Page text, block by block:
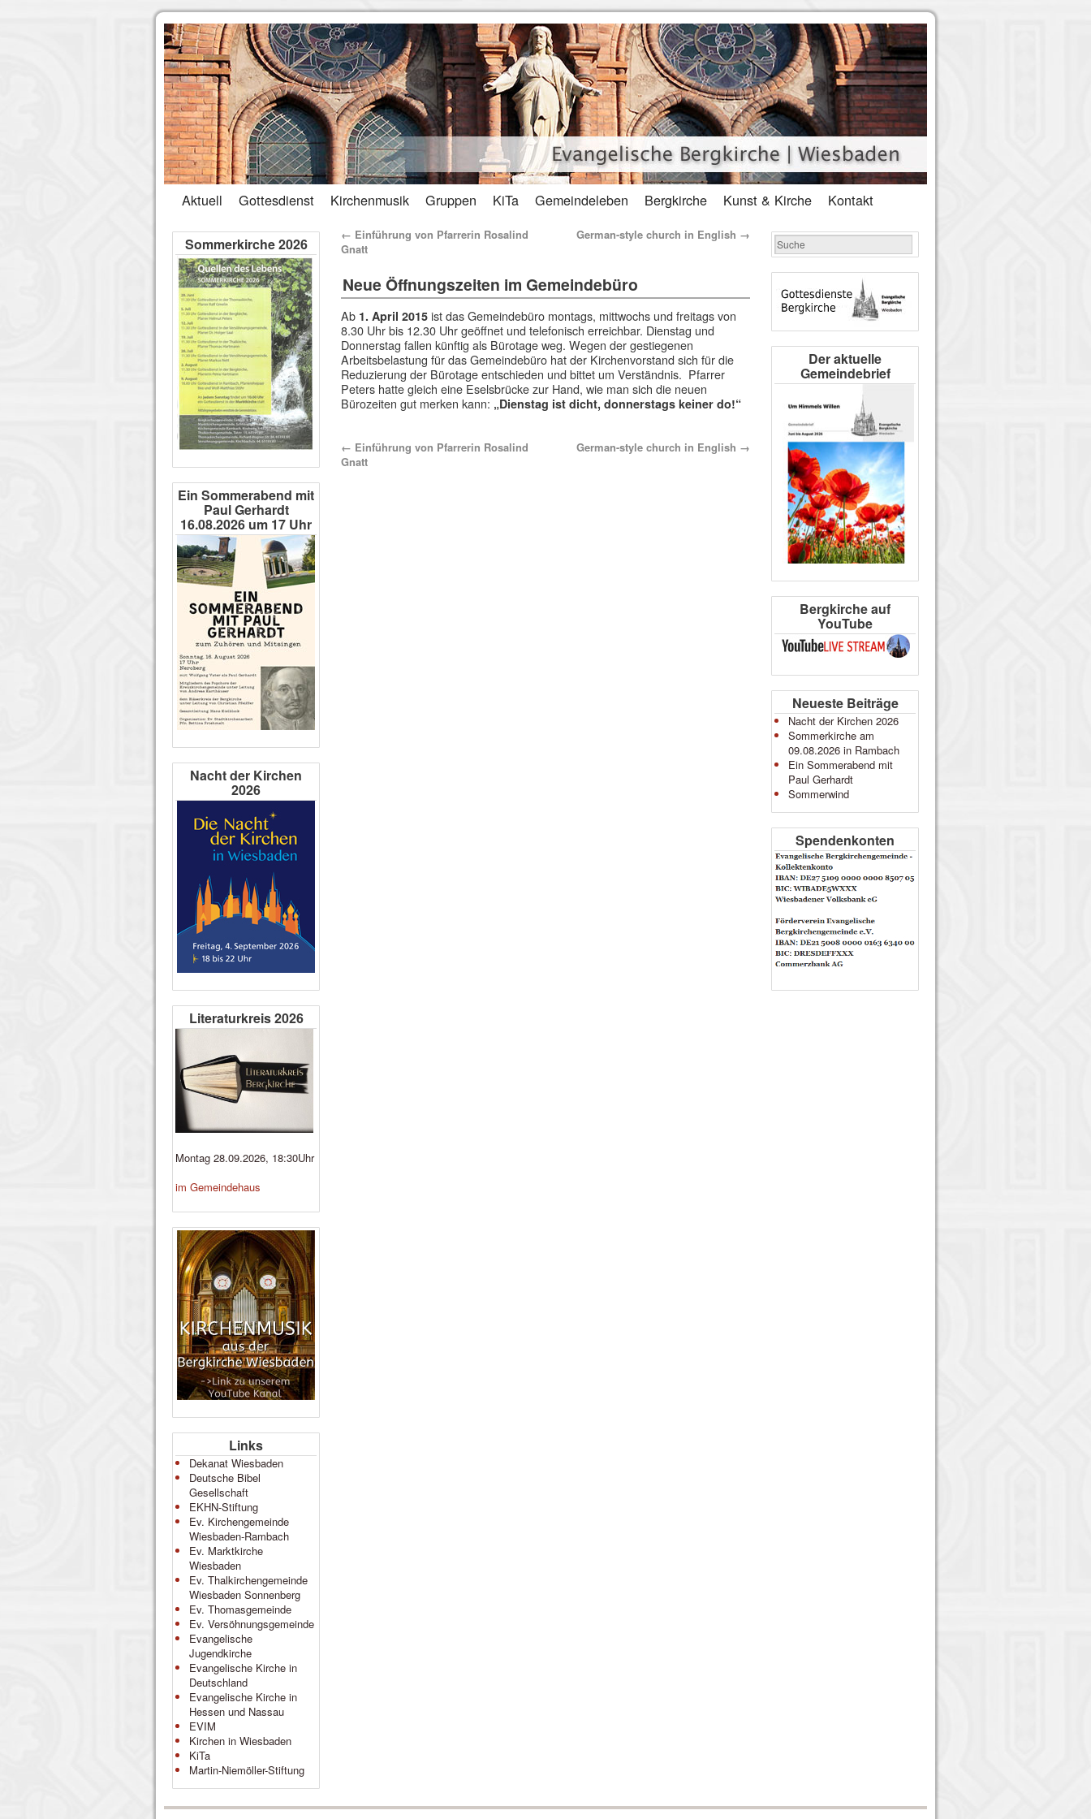
Aktuell Gottesdienst Kirchenmusik Gruppen KiTa Gemeindeleben Bergkirche Kunst & Kirche Kontakt
← Einführung von Pfarrerin Rosalind
Gnatt
German-style church in English →
Neue Öffnungszeiten im Gemeindebüro
Ab 1. April 2015 ist das Gemeindebüro montags, mittwochs und freitags von
8.30 Uhr bis 12.30 Uhr geöffnet und telefonisch erreichbar. Dienstag und
Donnerstag fallen künftig als Bürotage weg. Wegen der gestiegenen
Arbeitsbelastung für das Gemeindebüro hat der Kirchenvorstand sich für die
Reduzierung der Bürotage entschieden und bittet um Verständnis. Pfarrer
Peters hatte gleich eine Eselsbrücke zur Hand, wie man sich die neuen
Bürozeiten gut merken kann: „Dienstag ist dicht, donnerstags keiner do!“
← Einführung von Pfarrerin Rosalind
Gnatt
German-style church in English →
Sommerkirche 2026
Ein Sommerabend mit
Paul Gerhardt
16.08.2026 um 17 Uhr
Nacht der Kirchen
2026
Literaturkreis 2026
Montag 28.09.2026, 18:30Uhr
im Gemeindehaus
Links
Dekanat Wiesbaden
Deutsche Bibel
Gesellschaft
EKHN-Stiftung
Ev. Kirchengemeinde
Wiesbaden-Rambach
Ev. Marktkirche
Wiesbaden
Ev. Thalkirchengemeinde
Wiesbaden Sonnenberg
Ev. Thomasgemeinde
Ev. Versöhnungsgemeinde
Evangelische
Jugendkirche
Evangelische Kirche in
Deutschland
Evangelische Kirche in
Hessen und Nassau
EVIM
Kirchen in Wiesbaden
KiTa
Martin-Niemöller-Stiftung
Der aktuelle
Gemeindebrief
Bergkirche auf
YouTube
Neueste Beiträge
Nacht der Kirchen 2026
Sommerkirche am
09.08.2026 in Rambach
Ein Sommerabend mit
Paul Gerhardt
Sommerwind
Spendenkonten